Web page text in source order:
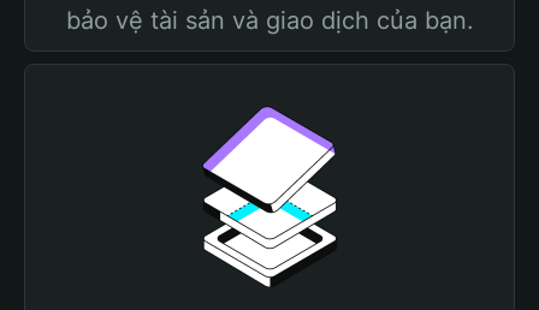
bảo vệ tài sản và giao dịch của bạn.